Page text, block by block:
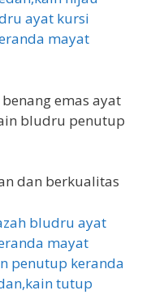
emas ayat
bludru penutup
dan berkualitas